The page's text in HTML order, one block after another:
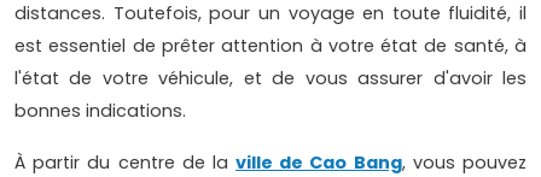
distances. Toutefois, pour un voyage en toute fluidité, il
est essentiel de prêter attention à votre état de santé, à
l'état de votre véhicule, et de vous assurer d'avoir les
bonnes indications.
À partir du centre de laville de Cao Bang, vous pouvez